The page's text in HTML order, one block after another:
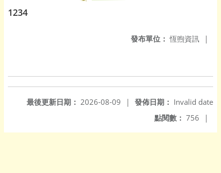
1234
發布單位： 恆煦資訊 |
發佈日期： Invalid date
最後更新日期： 2026-08-09
|
點閱數： 756 |